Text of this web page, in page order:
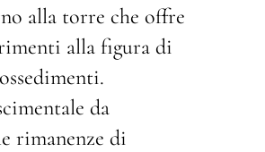
alla torre che offre
alla figura di
da
rimanenze di